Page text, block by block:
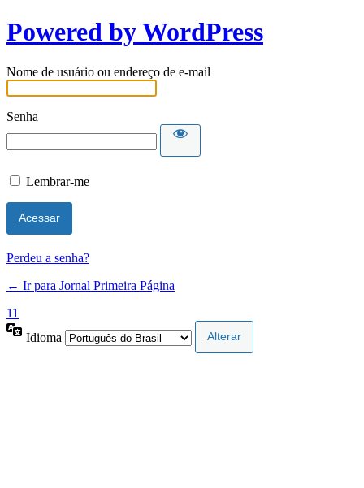
Powered by WordPress
Nome de usuário ou endereço de e-mail
Senha
Lembrar-me
Perdeu a senha?
← Ir para Jornal Primeira Página
11
Idioma